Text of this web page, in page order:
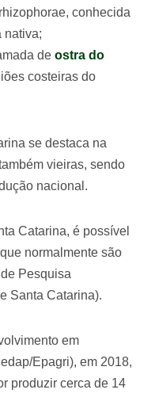
conhecida
nativa;
de ostra do
costeiras do
se destaca na
vieiras, sendo
nacional.
Catarina, é possível
normalmente são
Pesquisa
Santa Catarina).
em
Epagri), em 2018,
produzir cerca de 14